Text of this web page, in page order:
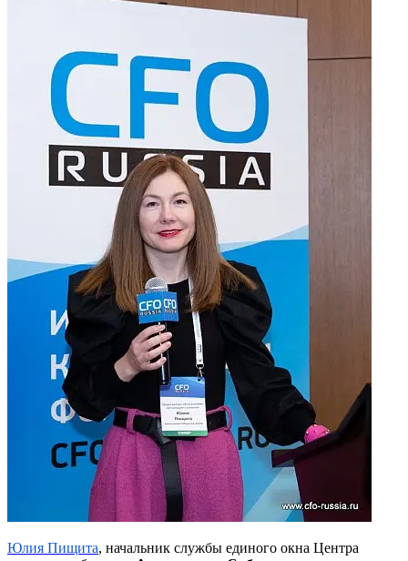
Юлия Пищита, начальник службы единого окна Центра